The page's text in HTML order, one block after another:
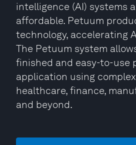
intelligence (AI) systems
affordable. Petuum
technology, accelerating
The Petuum system
finished and easy-to-use
application using
healthcare, finance,
and beyond.